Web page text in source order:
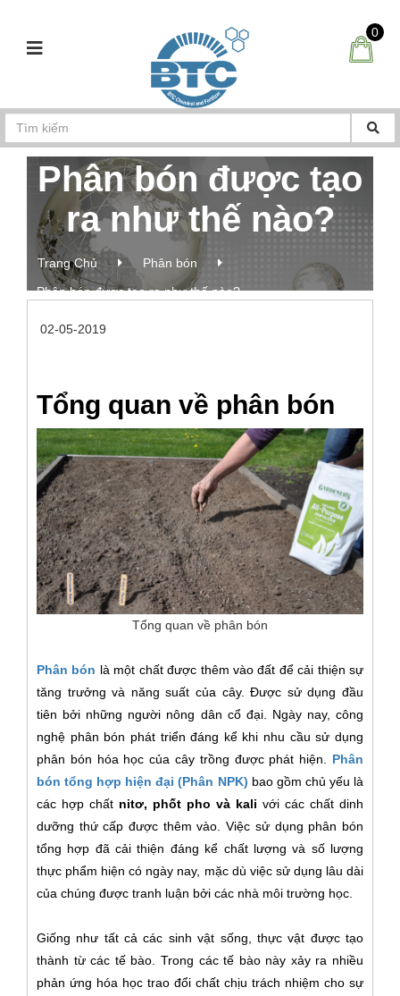
0
Phân bón được tạo
ra như thế nào?
Trang Chủ
Phân bón
Phân bón được tạo ra như thế nào?
02-05-2019
Tổng quan về phân bón
Tổng quan về phân bón
Phân bón là một chất được thêm vào đất để cải thiện sự
tăng trưởng và năng suất của cây. Được sử dụng đầu
tiên bởi những người nông dân cổ đại. Ngày nay, công
nghệ phân bón phát triển đáng kể khi nhu cầu sử dụng
phân bón hóa học của cây trồng được phát hiện. Phân
bón tổng hợp hiện đại (Phân NPK) bao gồm chủ yếu là
các hợp chất nitơ, phốt pho và kali với các chất dinh
dưỡng thứ cấp được thêm vào. Việc sử dụng phân bón
tổng hợp đã cải thiện đáng kể chất lượng và số lượng
thực phẩm hiện có ngày nay, mặc dù việc sử dụng lâu dài
của chúng được tranh luận bởi các nhà môi trường học.
Giống như tất cả các sinh vật sống, thực vật được tạo
thành từ các tế bào. Trong các tế bào này xảy ra nhiều
phản ứng hóa học trao đổi chất chịu trách nhiệm cho sự